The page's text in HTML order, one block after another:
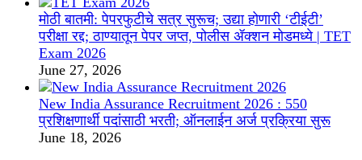
मोठी बातमी: पेपरफुटीचे सत्र सुरूच; उद्या होणारी ‘टीईटी’
परीक्षा रद्द; ठाण्यातून पेपर जप्त, पोलीस ॲक्शन मोडमध्ये | TET
Exam 2026
June 27, 2026
New India Assurance Recruitment 2026 : 550
प्रशिक्षणार्थी पदांसाठी भरती; ऑनलाईन अर्ज प्रक्रिया सुरू
June 18, 2026